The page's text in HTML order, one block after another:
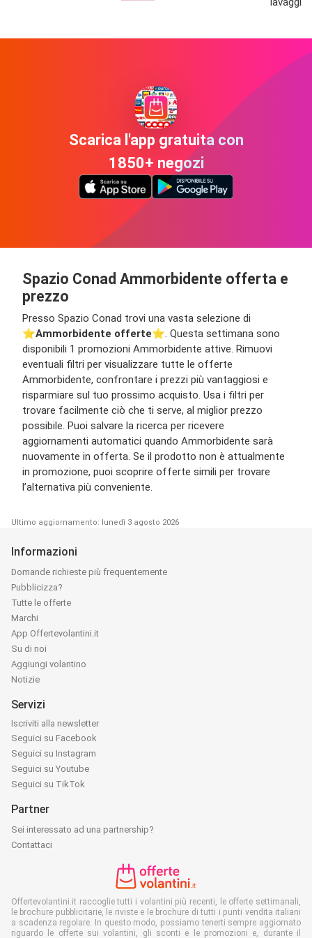
Scarica l'app gratuita con
1850+ negozi
Spazio Conad Ammorbidente offerta e
prezzo
Presso Spazio Conad trovi una vasta selezione di
⭐️Ammorbidente offerte⭐️. Questa settimana sono
disponibili 1 promozioni Ammorbidente attive. Rimuovi
eventuali filtri per visualizzare tutte le offerte
Ammorbidente, confrontare i prezzi più vantaggiosi e
risparmiare sul tuo prossimo acquisto. Usa i filtri per
trovare facilmente ciò che ti serve, al miglior prezzo
possibile. Puoi salvare la ricerca per ricevere
aggiornamenti automatici quando Ammorbidente sarà
nuovamente in offerta. Se il prodotto non è attualmente
in promozione, puoi scoprire offerte simili per trovare
l’alternativa più conveniente.
Ultimo aggiornamento: lunedì 3 agosto 2026
Informazioni
Domande richieste più frequentemente
Pubblicizza?
Tutte le offerte
Marchi
App Offertevolantini.it
Su di noi
Aggiungi volantino
Notizie
Servizi
Iscriviti alla newsletter
Seguici su Facebook
Seguici su Instagram
Seguici su Youtube
Seguici su TikTok
Partner
Sei interessato ad una partnership?
Contattaci
Offertevolantini.it raccoglie tutti i volantini più recenti, le offerte settimanali,
le brochure pubblicitarie, le riviste e le brochure di tutti i punti vendita italiani
a scadenza regolare. In questo modo, possiamo tenerti sempre aggiornato
riguardo le offerte sui volantini, gli sconti e le promozioni e, durante il